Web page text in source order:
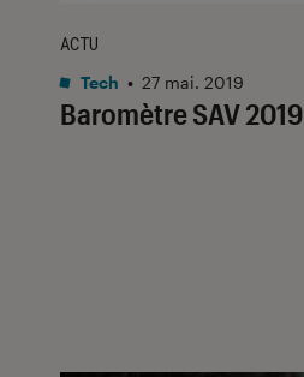
Baromètre SAV 2019
ACTU
Tech • 27 mai. 2019